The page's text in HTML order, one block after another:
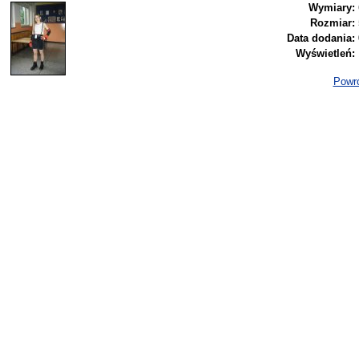
Wymiary:
Rozmiar:
Data dodania:
Wyświetleń: